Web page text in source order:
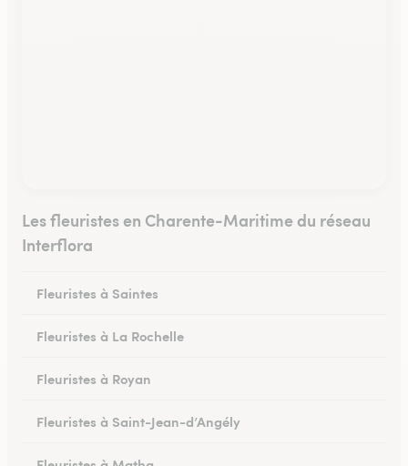
Les fleuristes en Charente-Maritime du réseau
Interflora
Fleuristes à Saintes
Fleuristes à La Rochelle
Fleuristes à Royan
Fleuristes à Saint-Jean-d’Angély